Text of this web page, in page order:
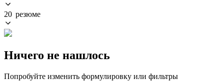
20 резюме
Ничего не нашлось
Попробуйте изменить формулировку или фильтры